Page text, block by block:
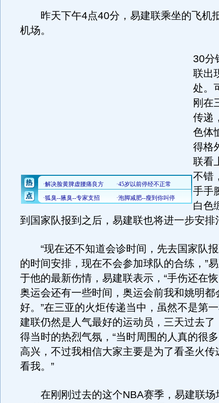
昨天下午4点40分，易建联乘坐的飞机
机场。
30分
联出
处。
刚在
传递
色体
得格
联看
不错
手手
白色
到国家队报到之后，易建联也将进一步安排
“现在还不知道会诊时间，先去国家队报
的时间安排，现在不会参加球队的合练，”
于他的最新伤情，易建联表示，“手伤还在
奥运会还有一些时间，奥运会前我和姚明都
好。”在三亚的火炬传递当中，虽然不是第
建联仍然是人气最好的运动员，三天过去了
得当时的热烈气氛，“当时周围的人真的很
高兴，不过我相信大家主要是为了看圣火传
看我。”
在刚刚过去的这个NBA赛季，易建联场